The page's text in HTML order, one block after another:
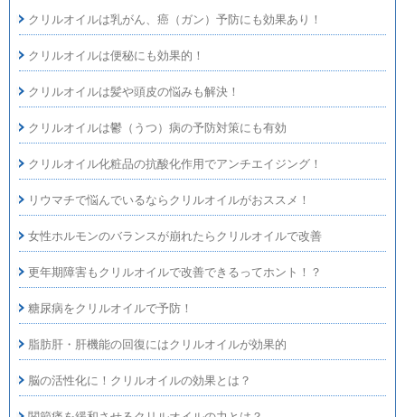
クリルオイルは乳がん、癌（ガン）予防にも効果あり！
クリルオイルは便秘にも効果的！
クリルオイルは髪や頭皮の悩みも解決！
クリルオイルは鬱（うつ）病の予防対策にも有効
クリルオイル化粧品の抗酸化作用でアンチエイジング！
リウマチで悩んでいるならクリルオイルがおススメ！
女性ホルモンのバランスが崩れたらクリルオイルで改善
更年期障害もクリルオイルで改善できるってホント！？
糖尿病をクリルオイルで予防！
脂肪肝・肝機能の回復にはクリルオイルが効果的
脳の活性化に！クリルオイルの効果とは？